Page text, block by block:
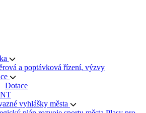
a poptávková řízení, výzvy
Dotace
vyhlášky města